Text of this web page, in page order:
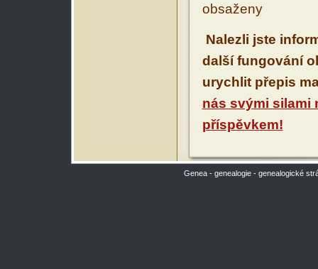
obsaženy
Nalezli jste
další fungování
urychlit přepis
nás svými silami
příspěvkem!
Genea - genealogie - genealogické